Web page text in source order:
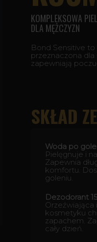
KOMPLEKSOWA
DLA MĘŻCZYZN
Bond Sensitive
przeznaczona
zapewniają
SKŁAD
Woda po
Pielęgnuje i
Zapewnia
komfortu.
goleniu.
Dezodorant
Orzeźwiająca
kosmetyku
zapachem.
cały dzień.